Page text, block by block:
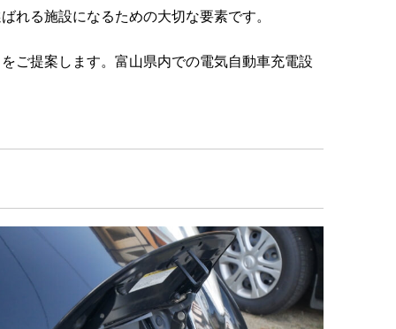
る施設になるための大切な要素です。
ご提案します。富山県内での電気自動車充電設